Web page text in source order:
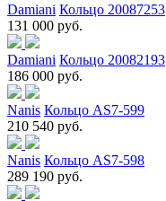
Damiani Кольцо 20087253
131 000 руб.
Damiani Кольцо 20082193
186 000 руб.
Nanis Кольцо AS7-599
210 540 руб.
Nanis Кольцо AS7-598
289 190 руб.